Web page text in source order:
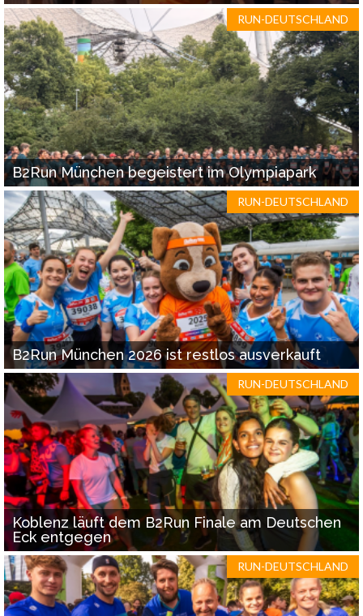
RUN-DEUTSCHLAND
B2Run München begeistert im Olympiapark
RUN-DEUTSCHLAND
B2Run München 2026 ist restlos ausverkauft
RUN-DEUTSCHLAND
Koblenz läuft dem B2Run Finale am Deutschen
Eck entgegen
RUN-DEUTSCHLAND